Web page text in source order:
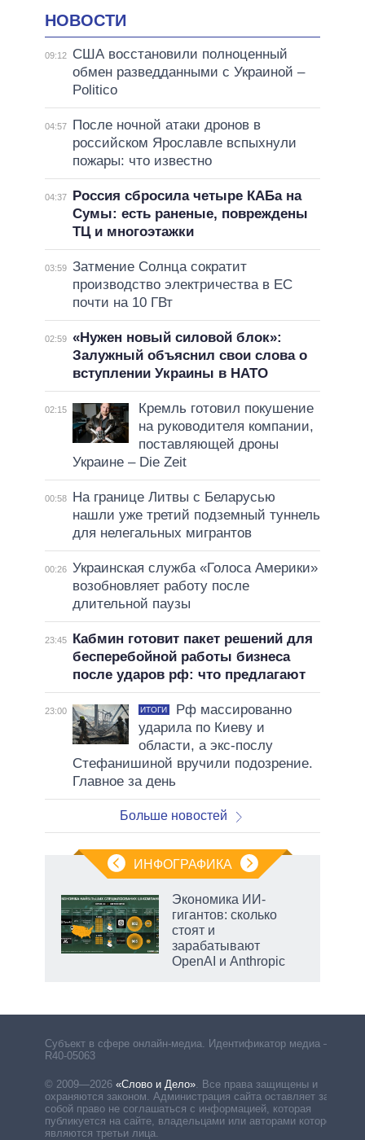
НОВОСТИ
09:12
США восстановили полноценный
обмен разведданными с Украиной –
Politico
04:57
После ночной атаки дронов в
российском Ярославле вспыхнули
пожары: что известно
04:37
Россия сбросила четыре КАБа на
Сумы: есть раненые, повреждены
ТЦ и многоэтажки
03:59 Затмение Солнца сократит
производство электричества в ЕС
почти на 10 ГВт
02:59 «Нужен новый силовой блок»:
Залужный объяснил свои слова о
вступлении Украины в НАТО
02:15
Кремль готовил покушение
на руководителя компании,
поставляющей дроны
Украине – Die Zeit
00:58
На границе Литвы с Беларусью
нашли уже третий подземный туннель
для нелегальных мигрантов
00:26 Украинская служба «Голоса Америки»
возобновляет работу после
длительной паузы
23:45
Кабмин готовит пакет решений для
бесперебойной работы бизнеса
после ударов рф: что предлагают
23:00 ИТОГИ
Рф массированно
ударила по Киеву и
области, а экс-послу
Стефанишиной вручили подозрение.
Главное за день
Больше новостей
ИНФОГРАФИКА
Экономика ИИ-
гигантов: сколько
стоят и
зарабатывают
OpenAI и Anthropic
Субъект в сфере онлайн-медиа. Идентификатор медиа –
R40-05063
© 2009—2026 «Слово и Дело» Все права защищены и
охраняются законом. Администрация сайта оставляет за
собой право не соглашаться с информацией, которая
публикуется на сайте, владельцами или авторами которой
являются третьи лица.